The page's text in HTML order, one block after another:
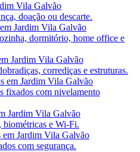
Vila Galvão
doação ou descarte.
em Jardim Vila Galvão
dormitório, home office e
Jardim Vila Galvão
corrediças e estruturas.
em Jardim Vila Galvão
fixados com nivelamento
Jardim Vila Galvão
biométricas e Wi-Fi.
em Jardim Vila Galvão
com segurança.